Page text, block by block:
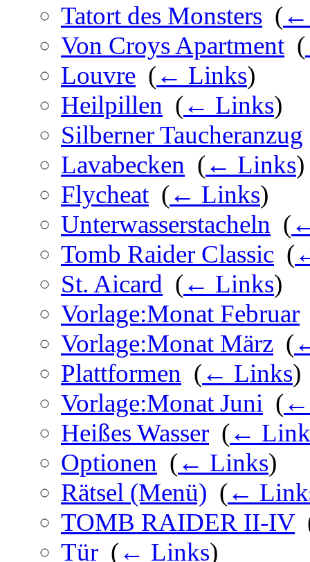
Tatort des Monsters (←
Von Croys Apartment (
Louvre (← Links)
Heilpillen (← Links)
Silberner Taucheranzug
Lavabecken (← Links)
Flycheat (← Links)
Unterwasserstacheln (
Tomb Raider Classic (
St. Aicard (← Links)
Vorlage:Monat Februar
Vorlage:Monat März (
Plattformen (← Links)
Vorlage:Monat Juni (←
Heißes Wasser (←
Optionen (← Links)
Rätsel (Menü) (←
TOMB RAIDER II-IV‎
Tür (← Links)